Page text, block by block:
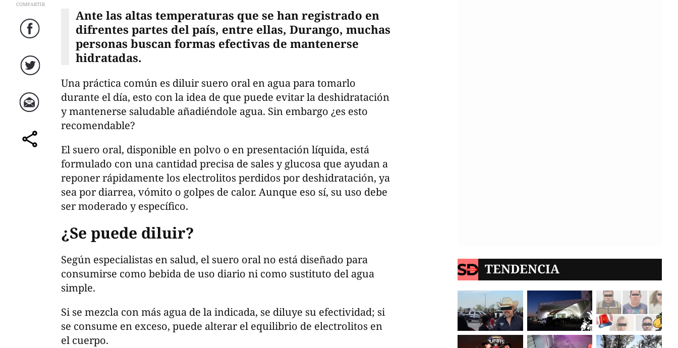
COMPARTIR
Facebook
Twitter
Correo
comparte
Ante las altas temperaturas que se han registrado en
difrentes partes del país, entre ellas, Durango, muchas
personas buscan formas efectivas de mantenerse
hidratadas.
Una práctica común es diluir suero oral en agua para tomarlo
durante el día, esto con la idea de que puede evitar la deshidratación
y mantenerse saludable añadiéndole agua. Sin embargo ¿es esto
recomendable?
El suero oral, disponible en polvo o en presentación líquida, está
formulado con una cantidad precisa de sales y glucosa que ayudan a
reponer rápidamente los electrolitos perdidos por deshidratación, ya
sea por diarrea, vómito o golpes de calor. Aunque eso sí, su uso debe
ser moderado y específico.
¿Se puede diluir?
Según especialistas en salud, el suero oral no está diseñado para
consumirse como bebida de uso diario ni como sustituto del agua
simple.
Si se mezcla con más agua de la indicada, se diluye su efectividad; si
se consume en exceso, puede alterar el equilibrio de electrolitos en
el cuerpo.
TENDENCIA